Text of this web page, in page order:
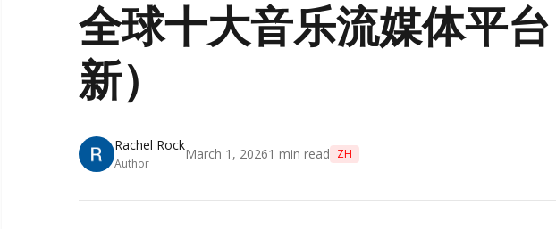
全球十大音乐流媒体平
新）
Rachel Rock
Author
March 1, 20261 min read ZH